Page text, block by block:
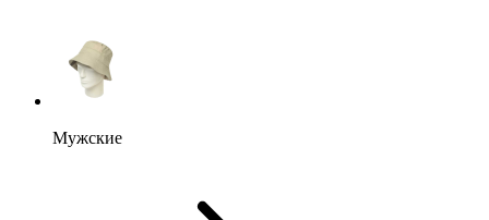
Мужские